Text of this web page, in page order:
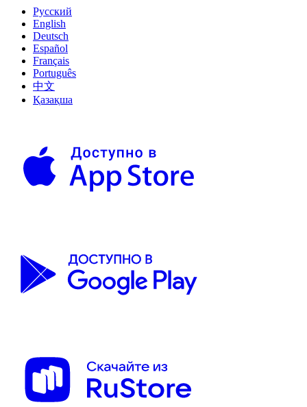
Русский
English
Deutsch
Español
Français
Português
中文
Қазақша